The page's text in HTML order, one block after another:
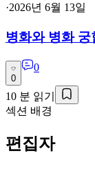
·2026년 6월 13일
병화와 병화
0
0
10 분 읽기
섹션 배경
편집자